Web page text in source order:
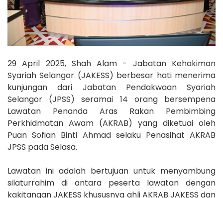
29 April 2025, Shah Alam - Jabatan Kehakiman
Syariah Selangor (JAKESS) berbesar hati menerima
kunjungan dari Jabatan Pendakwaan Syariah
Selangor (JPSS) seramai 14 orang bersempena
Lawatan Penanda Aras Rakan Pembimbing
Perkhidmatan Awam (AKRAB) yang diketuai oleh
Puan Sofian Binti Ahmad selaku Penasihat AKRAB
JPSS pada Selasa.
Lawatan ini adalah bertujuan untuk menyambung
silaturrahim di antara peserta lawatan dengan
kakitangan JAKESS khususnya ahli AKRAB JAKESS dan